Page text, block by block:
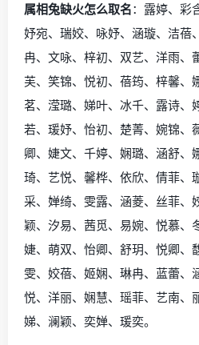
属相兔缺火怎么取名：露婷、彩
妤宛、瑞姣、咏妤、涵璇、洁蓓
冉、文咏、梓初、双艺、洋雨、
芙、笑锦、悦初、蓓筠、梓馨、
茗、滢璐、娣叶、冰千、露诗、
若、瑗妤、怡初、楚菁、婉锦、
卿、婕文、千婷、娴璐、涵舒、
琦、艺悦、馨桦、依欣、倩菲、
采、婵绮、雯露、涵菱、丝菲、
颖、汐易、茜觅、易婉、悦慕、
婕、萌双、怡卿、舒玥、悦卿、
雯、姣蓓、姬娴、琳冉、蓝蕾、
悦、洋丽、娴慧、瑶菲、艺南、
娣、澜颖、奕婵、瑗奕。